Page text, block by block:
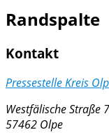
Randspalte
Kontakt
Pressestelle Kreis
Westfälische Straße
57462 Olpe